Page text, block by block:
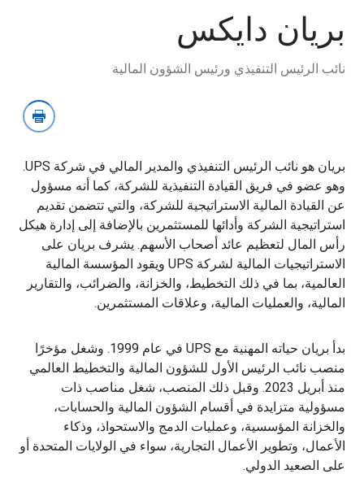
بريان دايكس
نائب الرئيس التنفيذي ورئيس الشؤون المالية
بريان هو نائب الرئيس التنفيذي والمدير المالي في شركة UPS.
وهو عضو في فريق القيادة التنفيذية للشركة، كما أنه مسؤول
عن القيادة المالية الاستراتيجية للشركة، والتي تتضمن تقديم
استراتيجية الشركة وأدائها للمستثمرين بالإضافة إلى إدارة هيكل
رأس المال لتعظيم عائد أصحاب الأسهم. يشرف بريان على
الاستراتيجيات المالية لشركة UPS ويقود المؤسسة المالية
العالمية، بما في ذلك التخطيط، والخزانة، والضرائب، والتقارير
المالية، والعمليات المالية، وعلاقات المستثمرين.
بدأ بريان حياته المهنية مع UPS في عام 1999. وشغل مؤخرًا
منصب نائب الرئيس الأول للشؤون المالية والتخطيط العالمي
منذ أبريل 2023. وقبل ذلك المنصب، شغل مناصب ذات
مسؤولية متزايدة في أقسام الشؤون المالية والحسابات،
والخزانة المؤسسية، وعمليات الدمج والاستحواذ، وذكاء
الأعمال، وتطوير الأعمال التجارية، سواء في الولايات المتحدة أو
على الصعيد الدولي.